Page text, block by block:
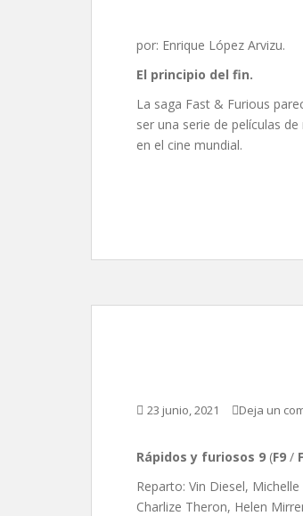
por: Enrique López Arvizu.
El principio del fin.
La saga Fast & Furious
ser una serie de películas
en el cine mundial.
23 junio, 2021 Deja un
Rápidos y furiosos 9 (F9 / F
Reparto: Vin Diesel,
Charlize Theron, Helen